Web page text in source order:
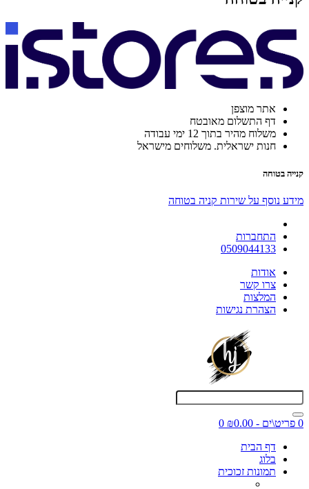
אתר מוצפן
דף התשלום מאובטח
משלוח מהיר בתוך 12 ימי עבודה
חנות ישראלית. משלוחים מישראל
קנייה בטוחה
מידע נוסף על שירות קניה בטוחה
התחברות
0509044133
אודות
צרו קשר
המלצות
הצהרת נגישות
0 פריט\ים - ₪0.00
0
דף הבית
בלוג
תמונות זכוכית